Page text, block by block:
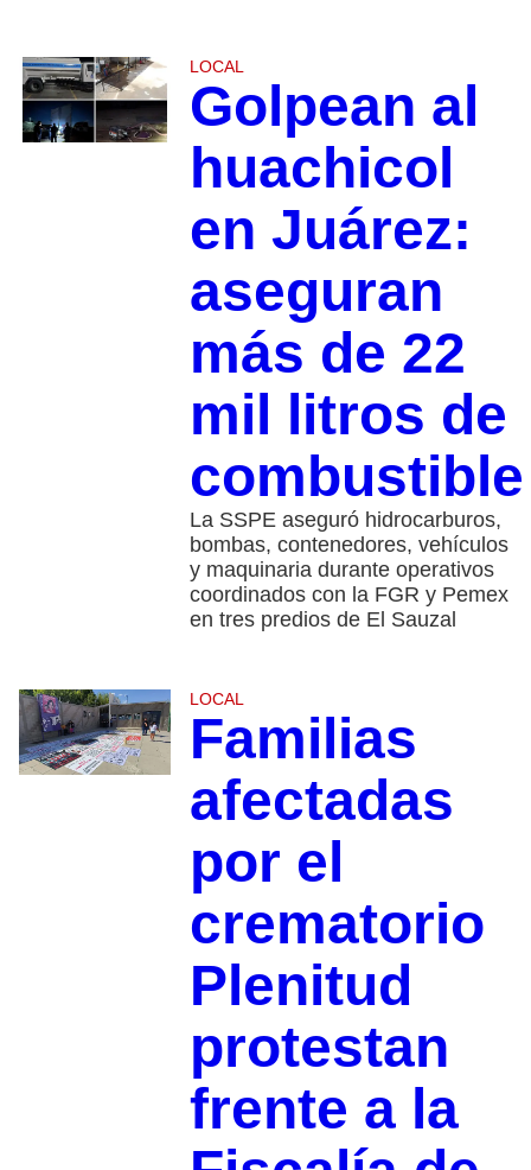
LOCAL
Golpean al
huachicol
en Juárez:
aseguran
más de 22
mil litros de
combustible
La SSPE aseguró hidrocarburos,
bombas, contenedores, vehículos
y maquinaria durante operativos
coordinados con la FGR y Pemex
en tres predios de El Sauzal
LOCAL
Familias
afectadas
por el
crematorio
Plenitud
protestan
frente a la